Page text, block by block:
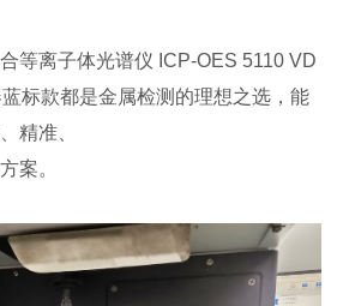
等离子体光谱仪 ICP-OES 5110 VD
标款都是金属检测的理想之选，能
精准、
案。